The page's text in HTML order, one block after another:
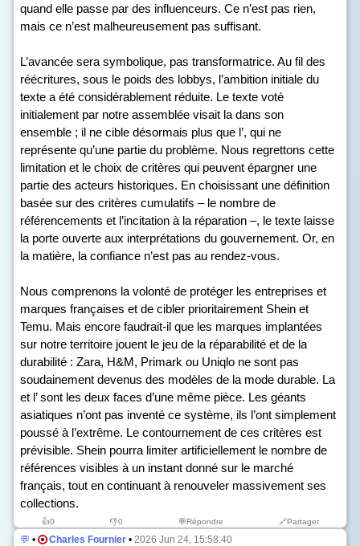
quand elle passe par des influenceurs. Ce n’est pas rien,
mais ce n’est malheureusement pas suffisant.
L’avancée sera symbolique, pas transformatrice. Au fil des
réécritures, sous le poids des lobbys, l’ambition initiale du
texte a été considérablement réduite. Le texte voté
initialement par notre assemblée visait la dans son
ensemble ; il ne cible désormais plus que l’, qui ne
représente qu’une partie du problème. Nous regrettons cette
limitation et le choix de critères qui peuvent épargner une
partie des acteurs historiques. En choisissant une définition
basée sur des critères cumulatifs – le nombre de
référencements et l’incitation à la réparation –, le texte laisse
la porte ouverte aux interprétations du gouvernement. Or, en
la matière, la confiance n’est pas au rendez-vous.
Nous comprenons la volonté de protéger les entreprises et
marques françaises et de cibler prioritairement Shein et
Temu. Mais encore faudrait-il que les marques implantées
sur notre territoire jouent le jeu de la réparabilité et de la
durabilité : Zara, H&M, Primark ou Uniqlo ne sont pas
soudainement devenus des modèles de la mode durable. La
et l’ sont les deux faces d’une même pièce. Les géants
asiatiques n’ont pas inventé ce système, ils l’ont simplement
poussé à l’extrême. Le contournement de ces critères est
prévisible. Shein pourra limiter artificiellement le nombre de
références visibles à un instant donné sur le marché
français, tout en continuant à renouveler massivement ses
collections.
👍0 👎0 💬Répondre 🔗Partager
💬 • Charles Fournier • 2026 Jun 24, 15:58:40